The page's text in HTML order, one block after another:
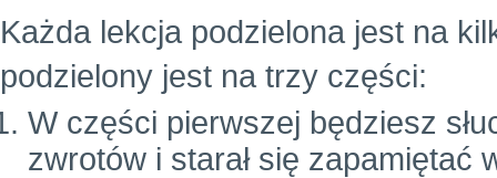
Każda lekcja podzielona jest na
podzielony jest na trzy części:
W części pierwszej będziesz
zwrotów i starał się zapamiętać